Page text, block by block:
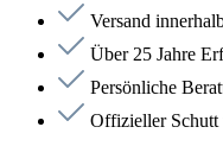
Versand
Über 25 Jahre
Persönliche
Offizieller Schutt